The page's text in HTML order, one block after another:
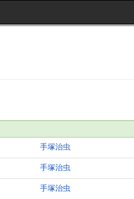
手塚治虫
手塚治虫
手塚治虫